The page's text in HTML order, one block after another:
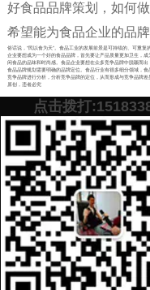
好食品品牌策划，如何
希望能为食品企业的品
俗话说，“民以食为天”。食品工业的发展前景是可持续的、可重
企业要想成为一个好的食品品牌，首先要让产品质量更加卫生，
闲食品的品味和时尚感。食品企业要想在众多竞争品牌中脱颖而出
食品品牌规划需要明确的品牌定位。食品行业有很多细分领域，
竞争品牌进行分析，分析竞争品牌的定位，从而形成与竞争品牌
原创，违者必究
预约营销老师 添加微
案！
上一篇：代写1000字的诚信
么收费的
下一篇：食品行业互联网营
容）
点击拨打